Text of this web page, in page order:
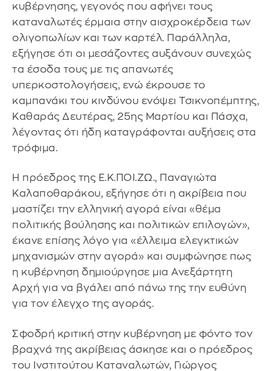
κυβέρνησης, γεγονός που αφήνει τους
καταναλωτές έρμαια στην αισχροκέρδεια των
ολιγοπωλίων και των καρτέλ. Παράλληλα,
εξήγησε ότι οι μεσάζοντες αυξάνουν συνεχώς
τα έσοδα τους με τις απανωτές
υπερκοστολογήσεις, ενώ έκρουσε το
καμπανάκι του κινδύνου ενόψει Τσικνοπέμπτης,
Καθαράς Δευτέρας, 25ης Μαρτίου και Πάσχα,
λέγοντας ότι ήδη καταγράφονται αυξήσεις στα
τρόφιμα.
Η πρόεδρος της Ε.Κ.ΠΟΙ.ΖΩ., Παναγιώτα
Καλαποθαράκου, εξήγησε ότι η ακρίβεια που
μαστίζει την ελληνική αγορά είναι «θέμα
πολιτικής βούλησης και πολιτικών επιλογών»,
έκανε επίσης λόγο για «έλλειμα ελεγκτικών
μηχανισμών στην αγορά» και συμφώνησε πως
η κυβέρνηση δημιούργησε μια Ανεξάρτητη
Αρχή για να βγάλει από πάνω της την ευθύνη
για τον έλεγχο της αγοράς.
Σφοδρή κριτική στην κυβέρνηση με φόντο τον
βραχνά της ακρίβειας άσκησε και ο πρόεδρος
του Ινστιτούτου Καταναλωτών, Γιώργος